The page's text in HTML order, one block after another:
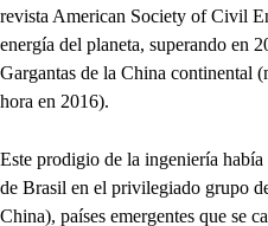
revista American Society of Civil
energía del planeta, superando en
Gargantas de la China continental
hora en 2016).
Este prodigio de la ingeniería
de Brasil en el privilegiado grupo
China), países emergentes que se